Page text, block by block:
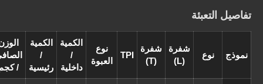
(T)
TPI
نوع
العبوة
/
داخلية
رئيسية
الوزن
الصافي
/ كجم
الوزن
الإجمالي
/ كجم
الأبعاد
/ قدم
مكعبة